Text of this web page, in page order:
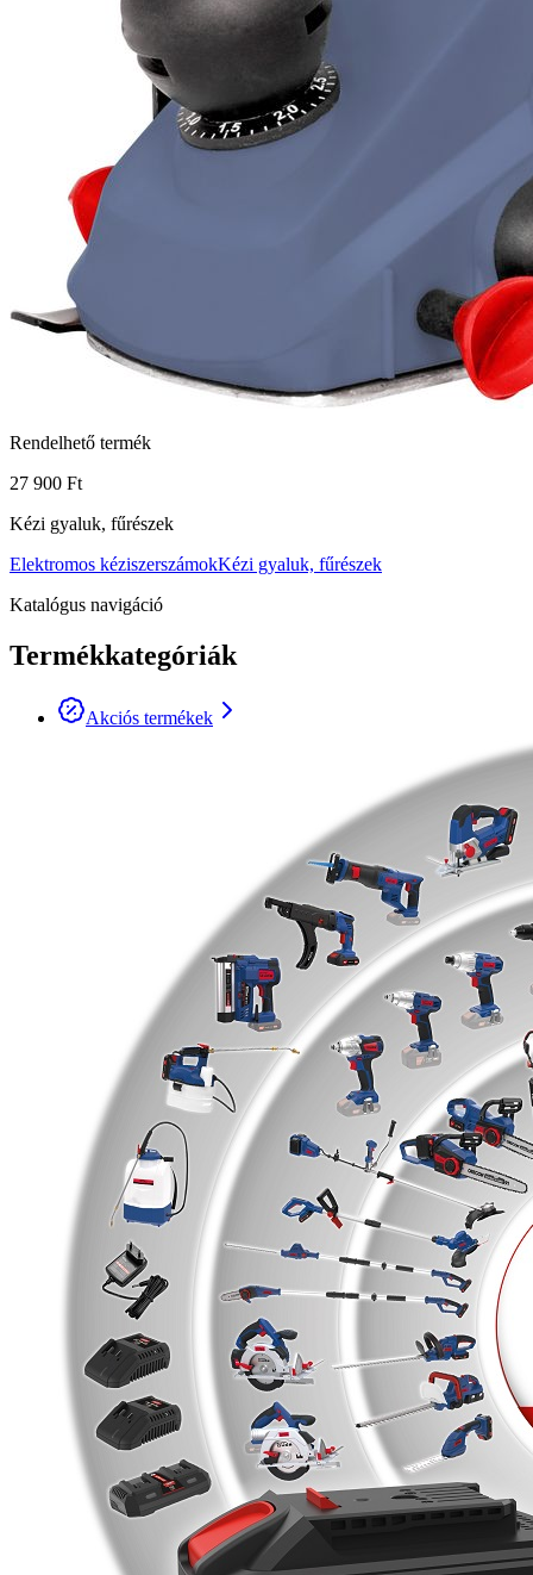
Rendelhető termék
27 900 Ft
Kézi gyaluk, fűrészek
Elektromos kéziszerszámokKézi gyaluk, fűrészek
Katalógus navigáció
Termékkategóriák
Akciós termékek